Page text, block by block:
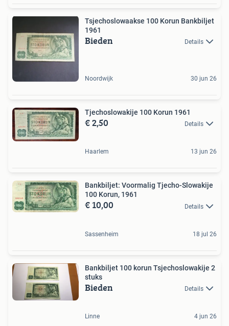
Tsjechoslowaakse 100 Korun Bankbiljet
1961
Bieden Details
Noordwijk 30 jun 26
Tjechoslowakije 100 Korun 1961
€ 2,50 Details
Haarlem 13 jun 26
Bankbiljet: Voormalig Tjecho-Slowakije
100 Korun, 1961
€ 10,00 Details
Sassenheim 18 jul 26
Bankbiljet 100 korun Tsjechoslowakije 2
stuks
Bieden Details
Linne 4 jun 26